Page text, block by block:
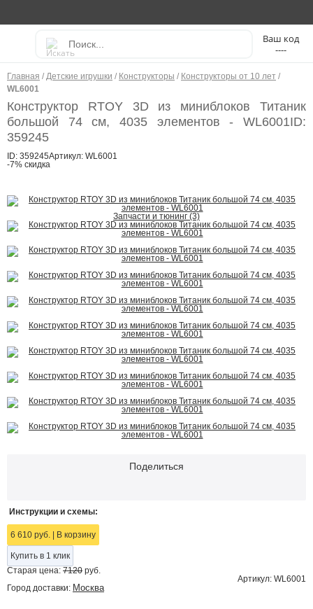
----
Главная / Детские игрушки / Конструкторы / Конструкторы от 10 лет /
WL6001
Конструктор RTOY 3D из миниблоков Титаник
большой 74 см, 4035 элементов - WL6001ID:
359245
ID: 359245Артикул: WL6001
-7% скидка
Запчасти и тюнинг (3)
Поделиться
Инструкции и схемы:
6 610 руб. В корзину
Купить в 1 клик
Старая цена: 7120 руб.
Артикул: WL6001
Город доставки: Москва